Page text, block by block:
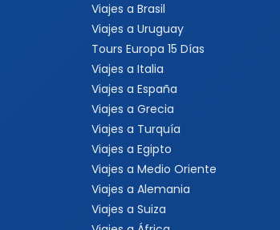
Viajes a Brasil
Viajes a Uruguay
Tours Europa 15 Días
Viajes a Italia
Viajes a España
Viajes a Grecia
Viajes a Turquía
Viajes a Egipto
Viajes a Medio Oriente
Viajes a Alemania
Viajes a Suiza